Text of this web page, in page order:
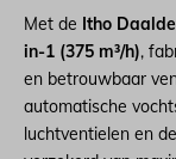
Met de Itho
in-1 (375 m³/h),
en betrouwbaar
automatische
luchtventielen en